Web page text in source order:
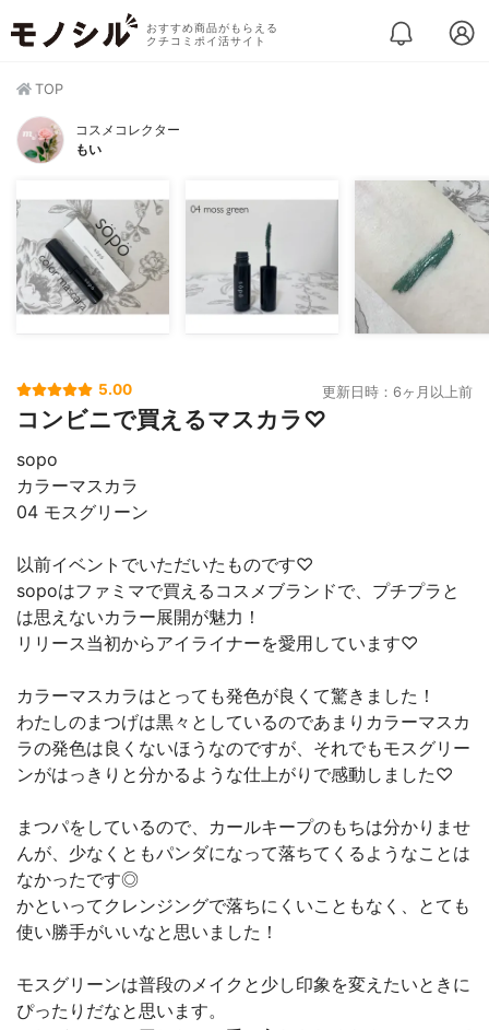
おすすめ商品がもらえる
クチコミポイ活サイト
TOP
コスメコレクター
もい
5.00 更新日時：6ヶ月以上前
コンビニで買えるマスカラ♡
sopo
カラーマスカラ
04 モスグリーン
以前イベントでいただいたものです♡
sopoはファミマで買えるコスメブランドで、プチプラと
は思えないカラー展開が魅力！
リリース当初からアイライナーを愛用しています♡
カラーマスカラはとっても発色が良くて驚きました！
わたしのまつげは黒々としているのであまりカラーマスカ
ラの発色は良くないほうなのですが、それでもモスグリー
ンがはっきりと分かるような仕上がりで感動しました♡
まつパをしているので、カールキープのもちは分かりませ
んが、少なくともパンダになって落ちてくるようなことは
なかったです◎
かといってクレンジングで落ちにくいこともなく、とても
使い勝手がいいなと思いました！
モスグリーンは普段のメイクと少し印象を変えたいときに
ぴったりだなと思います。